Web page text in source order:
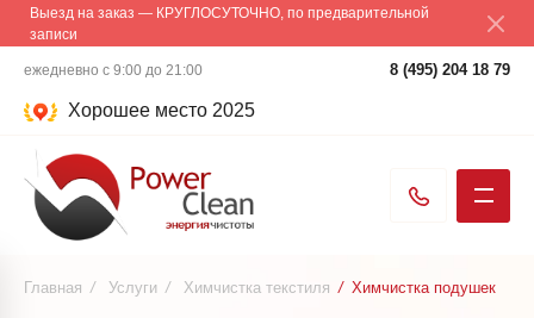
Выезд на заказ — КРУГЛОСУТОЧНО, по предварительной
записи
ежедневно с 9:00 до 21:00 8 (495) 204 18 79
Хорошее место 2025
Главная / Услуги / Химчистка текстиля / Химчистка подушек